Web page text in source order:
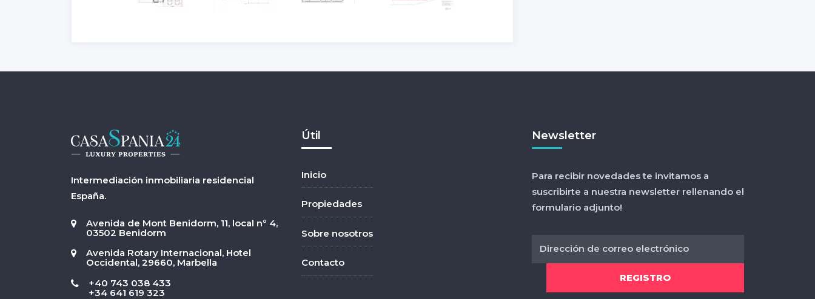
Intermediación inmobiliaria residencial
España.
Avenida de Mont Benidorm, 11, local nº 4,
03502 Benidorm
Avenida Rotary Internacional, Hotel
Occidental, 29660, Marbella
+40 743 038 433
+34 641 619 323
Útil
Inicio
Propiedades
Sobre nosotros
Contacto
Newsletter
Para recibir novedades te invitamos a
suscribirte a nuestra newsletter rellenando el
formulario adjunto!